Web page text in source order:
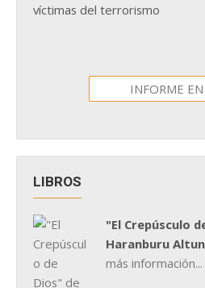
víctimas del terrorismo
INFORME
LIBROS
"El Crepúsculo
Haranburu
más información...